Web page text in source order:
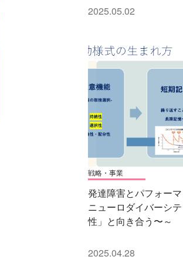
2025.05.02
戦略・事業
発達障害とパフォー
ニューロダイバーシ
性」と向き合う〜～
2025.04.28